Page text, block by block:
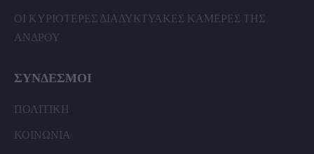
ΟΙ ΚΥΡΙΟΤΕΡΕΣ ΔΙΑΔΥΚΤΥΑΚΕΣ ΚΑΜΕΡΕΣ ΤΗΣ
ΑΝΔΡΟΥ
ΣΥΝΔΕΣΜΟΙ
ΠΟΛΙΤΙΚΗ
ΚΟΙΝΩΝΙΑ